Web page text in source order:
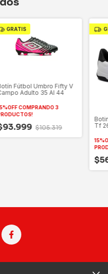
GRATIS
Fútbol Umbro Fifty V
Adulto 35 Al 44
COMPRANDO 3
$105.319
Tf